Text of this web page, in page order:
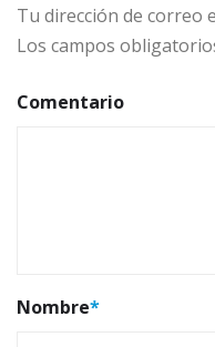
Tu dirección de correo
Los campos
Comentario
Nombre*